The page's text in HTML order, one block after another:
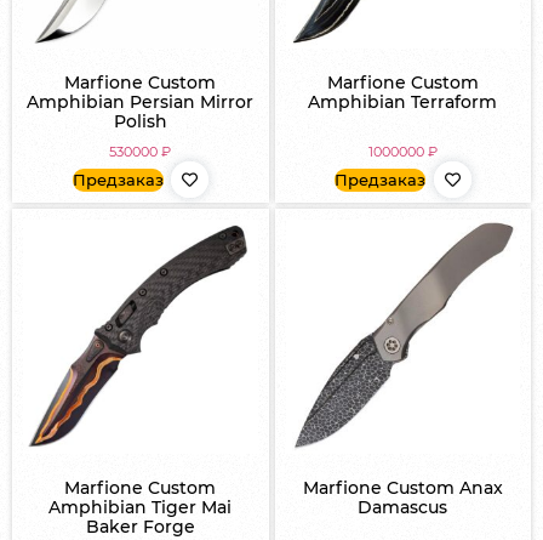
Marfione Custom
Amphibian Persian Mirror
Polish
530000₽
Предзаказ
Marfione Custom
Amphibian Terraform
1000000 ₽
Предзаказ
Marfione Custom
Amphibian Tiger Mai
Baker Forge
Marfione Custom Anax
Damascus